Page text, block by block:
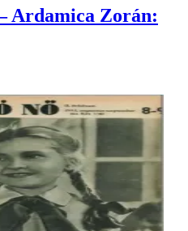
Ardamica Zorán: